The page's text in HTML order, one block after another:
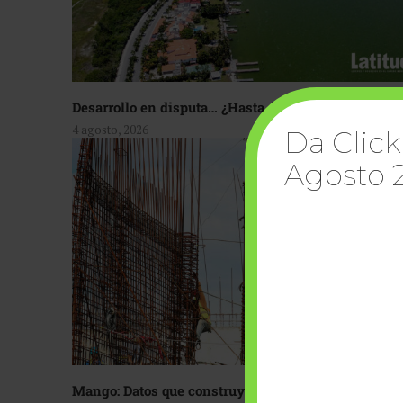
Desarrollo en disputa… ¿Hasta dónde crecer?
4 agosto, 2026
Mango: Datos que construyen confianza
Da
Agosto